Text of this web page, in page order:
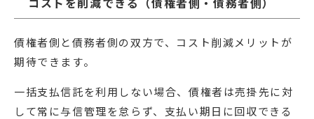
債権者側と債務者側の双方で、コスト削減メリットが
期待できます。
一括支払信託を利用しない場合、債権者は売掛先に対
して常に与信管理を怠らず、支払い期日に回収できる